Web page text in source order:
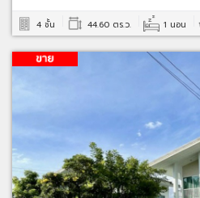
4 ชั้น 44.60 ตร.ว. 1 นอน